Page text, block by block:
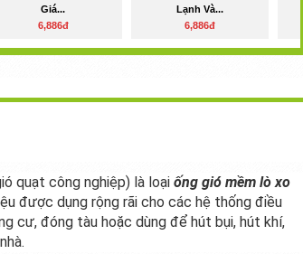
Giá...
6,886đ
Lạnh Và...
6,886đ
quạt công nghiệp) là loại ống gió mềm lò xo
được dụng rộng rãi cho các hệ thống điều
cư, đóng tàu hoặc dùng để hút bụi, hút khí,